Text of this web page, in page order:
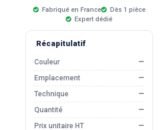
Fabriqué en France
Dès 1 pièce
Expert dédié
Récapitulatif
Couleur
—
Emplacement
—
Technique
—
Quantité
—
Prix unitaire HT
—